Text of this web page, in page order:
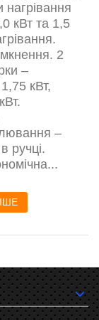
нагрівання
кВт та 1,5
2
–
кВт,
–
ручці.